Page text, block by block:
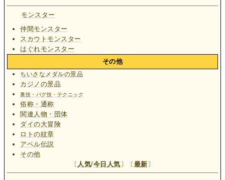
モンスター
仲間モンスター
スカウトモンスター
はぐれモンスター
その他
ちいさなメダルの景品
カジノの景品
裏技・バグ技・テクニック
俗称・通称
関連人物・団体
ダイの大冒険
ロトの紋章
アベル伝説
その他
〔 人気/今日人気 〕〔 最新 〕